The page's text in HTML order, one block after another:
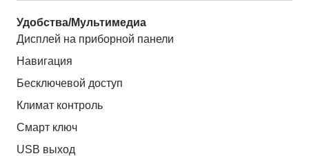
Удобства/Мультимедиа
Дисплей на приборной панели
Навигация
Бесключевой доступ
Климат контроль
Смарт ключ
USB выход